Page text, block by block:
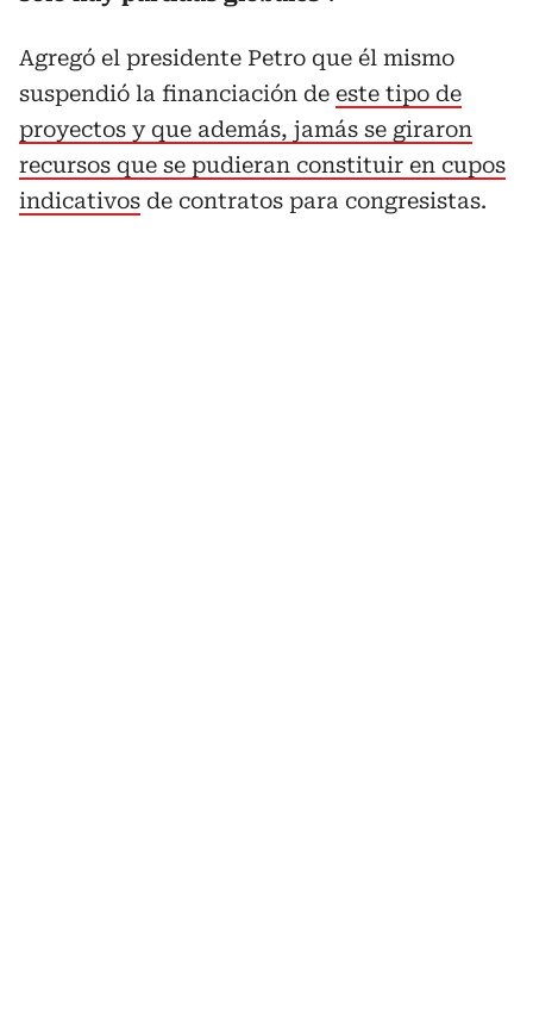
Agregó el presidente Petro que él mismo
suspendió la financiación de este tipo de
proyectos y que además, jamás se giraron
recursos que se pudieran constituir en cupos
indicativos de contratos para congresistas.